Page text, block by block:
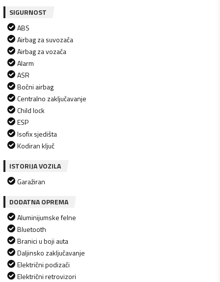
SIGURNOST
ABS
Airbag za suvozača
Airbag za vozača
Alarm
ASR
Bočni airbag
Centralno zaključavanje
Child lock
ESP
Isofix sjedišta
Kodiran ključ
ISTORIJA VOZILA
Garažiran
DODATNA OPREMA
Aluminijumske felne
Bluetooth
Branici u boji auta
Daljinsko zaključavanje
Električni podizači
Električni retrovizori